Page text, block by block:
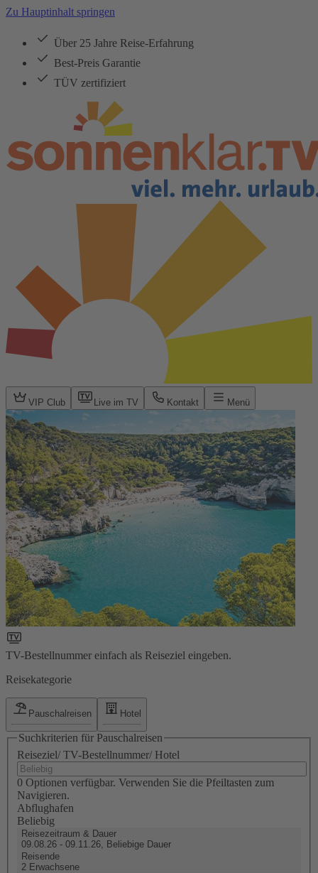
Zu Hauptinhalt springen
Über 25 Jahre Reise-Erfahrung
Best-Preis Garantie
TÜV zertifiziert
VIP Club Live im TV Kontakt Menü
TV-Bestellnummer einfach als Reiseziel eingeben.
Reisekategorie
Pauschalreisen Hotel
Suchkriterien für Pauschalreisen
Reiseziel/ TV-Bestellnummer/ Hotel
0 Optionen verfügbar. Verwenden Sie die Pfeiltasten zum
Navigieren.
Abflughafen
Beliebig
Reisezeitraum & Dauer
09.08.26 - 09.11.26, Beliebige Dauer
Reisende
2 Erwachsene